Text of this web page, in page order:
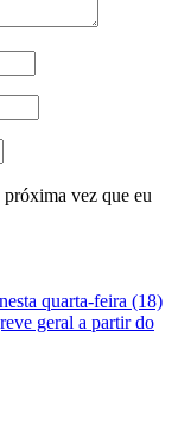
próxima vez que eu
quarta-feira (18)
geral a partir do